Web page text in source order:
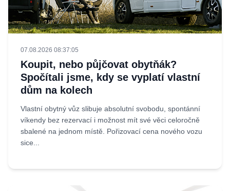
07.08.2026 08:37:05
Koupit, nebo půjčovat obytňák?
Spočítali jsme, kdy se vyplatí vlastní
dům na kolech
Vlastní obytný vůz slibuje absolutní svobodu, spontánní
víkendy bez rezervací i možnost mít své věci celoročně
sbalené na jednom místě. Pořizovací cena nového vozu
sice...